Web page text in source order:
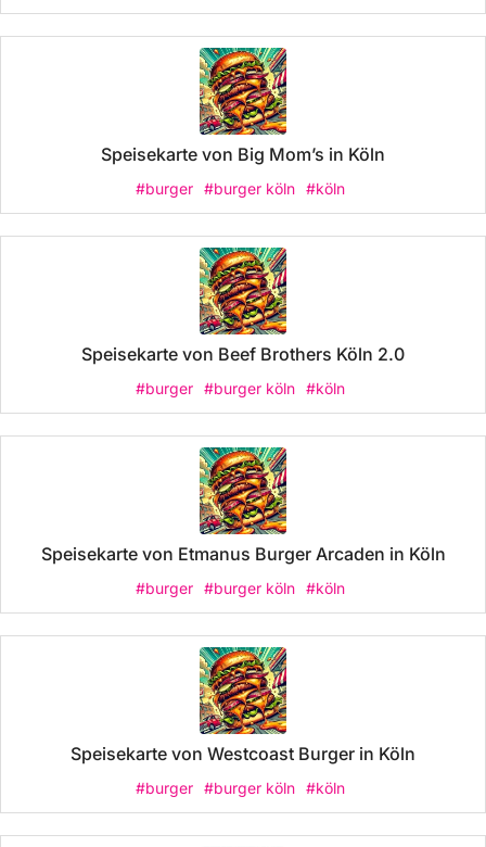
Speisekarte von Big Mom’s in Köln
#burger #burger köln #köln
Speisekarte von Beef Brothers Köln 2.0
#burger #burger köln #köln
Speisekarte von Etmanus Burger Arcaden in Köln
#burger #burger köln #köln
Speisekarte von Westcoast Burger in Köln
#burger #burger köln #köln